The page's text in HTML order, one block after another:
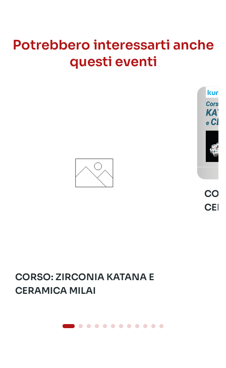
Potrebbero interessarti anche
questi eventi
CORSO: ZIRCONIA KATANA E
CERAMICA MILAI